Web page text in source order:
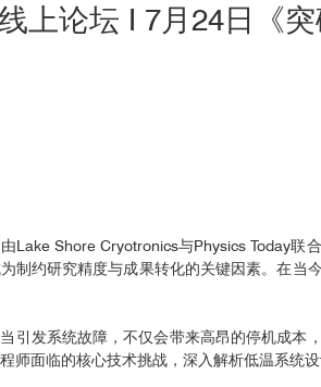
上论坛 I 7月24日《
Lake Shore Cryotronics与Physics Today联
制约研究精度与成果转化的关键因素。在当
引发系统故障，不仅会带来高昂的停机成本
师面临的核心技术挑战，深入解析低温系统设